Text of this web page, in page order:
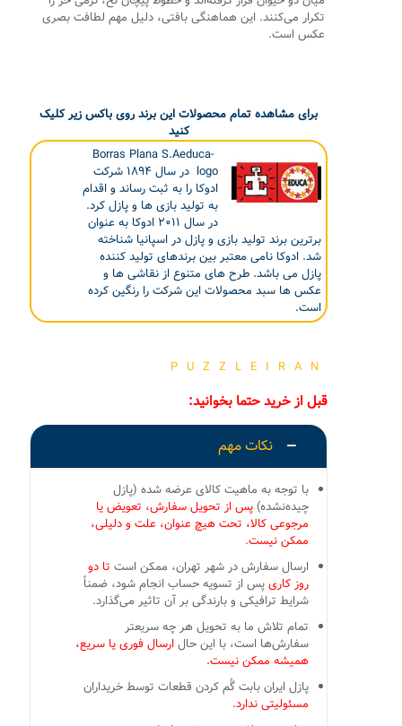
تکرار می‌کنند. این هماهنگی بافتی، دلیل مهم لطافت بصری
عکس است.
برای مشاهده تمام محصولات این برند روی باکس زیر کلیک
کنید
Borras Plana S.Aeduca-
logo در سال ۱۸۹۴ شرکت
ادوکا را به ثبت رساند و اقدام
به تولید بازی ها و پازل کرد.
در سال ۲۰۱۱ ادوکا به عنوان
برترین برند تولید بازی و پازل در اسپانیا شناخته
شد. ادوکا نامی معتبر بین برندهای تولید کننده
پازل می باشد. طرح های متنوع از نقاشی ها و
عکس ها سبد محصولات این شرکت را رنگین کرده
است.
PUZZLEIRAN
قبل از خرید حتما بخوانید:
نکات مهم
با توجه به ماهیت کالای عرضه شده (پازل
چیده‌نشده) پس از تحویل سفارش، تعویض یا
مرجوعی کالا، تحت هیچ عنوان، علت و دلیلی،
ممکن نیست.
ارسال سفارش در شهر تهران، ممکن است تا دو
روز کاریپس از تسویه حساب انجام شود، ضمناً
شرایط ترافیکی و بارندگی بر آن تاثیر می‌گذارد.
تمام تلاش ما به تحویل هر چه سریعتر
سفارش‌ها است، با این حالارسال فوری یا سریع،
همیشه ممکن نیست.
پازل ایران بابت گُم کردن قطعات توسط خریداران
مسئولیتی ندارد.